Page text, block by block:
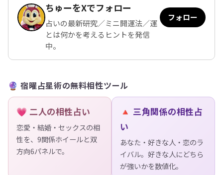
ちゅーをXでフォロー
占いの最新研究／ミニ開運法／運
とは何かを考えるヒントを発信
中。
フォロー
🔮 宿曜占星術の無料相性ツール
💗 二人の相性占い
恋愛・結婚・セックスの相
性を、9関係ホイールと双
方向6パネルで。
🔺 三角関係の相性占
い
あなた・好きな人・恋のラ
イバル。好きな人にどちら
が強いかを数値化。